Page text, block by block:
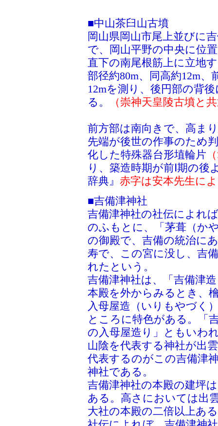
■中山茶臼山古墳
岡山県岡山市尾上並びに
で、岡山平野の中央に位
直下の南尾根筋上に立地
部径約80m、同高約12m、
12mを測り、後円部の背
る。
（崇神天皇陵古墳と
前方部は南向きで、高ま
先端が後世の作事のため
化した特殊器台形埴輪片
り、築造時期が前Ⅰ期の後
辞典』 赤字は安本先生に
■吉備津神社
吉備津神社の社伝によれ
のふもとに、「茅葺（か
の御殿で、吉備の統治に
寿で、この宮に没し、吉
れたという。
吉備津神社は、「吉備津
本殿を外からみるとき、
入母屋造（いりもやづく
ところに特色がある。「
の入母屋造り」ともいわ
山陰を代表する神社が出
代表するのがこの吉備津
神社
吉備津神社の本殿の建坪
ある。高さにおいては出
大社の本殿の二倍以上あ